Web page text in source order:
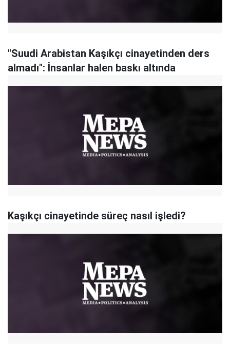
"Suudi Arabistan Kaşıkçı cinayetinden ders
almadı": İnsanlar halen baskı altında
Kaşıkçı cinayetinde süreç nasıl işledi?